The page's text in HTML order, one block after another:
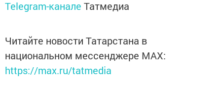
Telegram-канале Татмедиа
Читайте новости Татарстана в
национальном мессенджере MАХ:
https://max.ru/tatmedia